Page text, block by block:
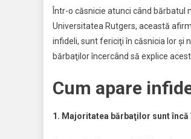
Într-o căsnicie atunci când bărbatul
Universitatea Rutgers, această
infideli, sunt fericiţi în căsnicia lor şi
bărbaţilor încercând să explice
Cum apare
1. Majoritatea bărbaţilor sunt